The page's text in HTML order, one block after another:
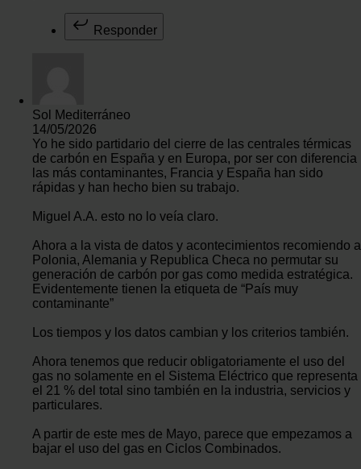
Responder
Sol Mediterráneo
14/05/2026
Yo he sido partidario del cierre de las centrales térmicas
de carbón en España y en Europa, por ser con diferencia
las más contaminantes, Francia y España han sido
rápidas y han hecho bien su trabajo.
Miguel A.A. esto no lo veía claro.
Ahora a la vista de datos y acontecimientos recomiendo a
Polonia, Alemania y Republica Checa no permutar su
generación de carbón por gas como medida estratégica.
Evidentemente tienen la etiqueta de “País muy
contaminante”
Los tiempos y los datos cambian y los criterios también.
Ahora tenemos que reducir obligatoriamente el uso del
gas no solamente en el Sistema Eléctrico que representa
el 21 % del total sino también en la industria, servicios y
particulares.
A partir de este mes de Mayo, parece que empezamos a
bajar el uso del gas en Ciclos Combinados.